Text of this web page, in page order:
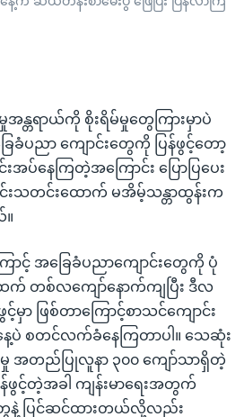
န္တရာယ်ကို စိုးရိမ်မှုတွေကြားမှာပဲ
ေခံပညာ ကျောင်းတွေကို ပြန်ဖွင့်တော့
အပ်နေကြတဲ့အကြောင်း ပြောပြပေး
င်းသတင်းထောက် မအိမ့်သန္တာထွန်းက
။
ြောင့် အခြေခံပညာကျောင်းတွေကို ပုံ
က် တစ်လကျော်နောက်ကျပြီး ဒီလ
မှာ ဖြစ်တာကြောင့်စာသင်ကျောင်း
ေ့ပဲ စတင်လက်ခံနေကြတာပါ။ သေဆုံး
မှု အတည်ပြုလူနာ ၃၀၀ ကျော်သာရှိတဲ့
ြန်ဖွင့်တဲ့အခါ ကျန်းမာရေးအတွက်
နဲ့ ပြင်ဆင်ထားတယ်လို့လည်း